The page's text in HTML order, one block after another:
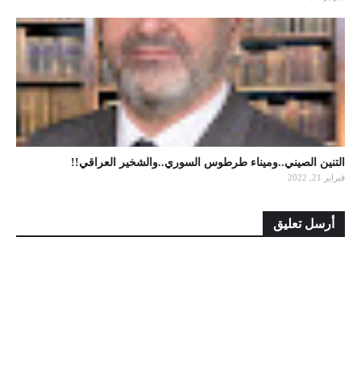
التنين الصيني..وميناء طرطوس السوري..والشخير العراقي!!
فبراير 21, 2022
أرسل تعليق